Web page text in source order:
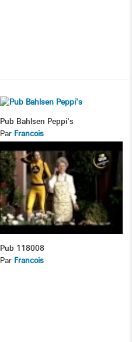
Pub Bahlsen Peppi's
Par Francois
Pub 118008
Par Francois